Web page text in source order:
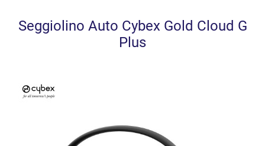
Seggiolino Auto Cybex Gold Cloud G
Plus